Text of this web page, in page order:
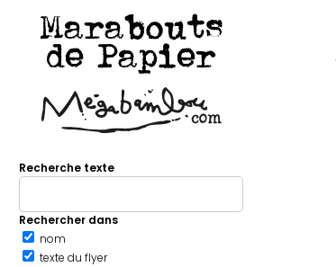
Marabouts
de Papier
Recherche texte
Rechercher dans
nom
texte du flyer